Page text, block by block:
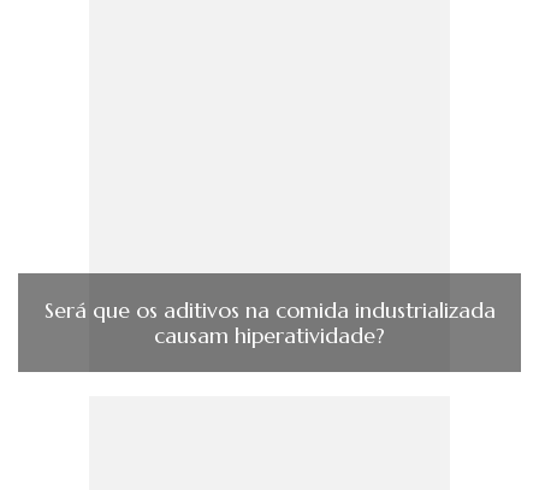
Será que os aditivos na comida industrializada
causam hiperatividade?